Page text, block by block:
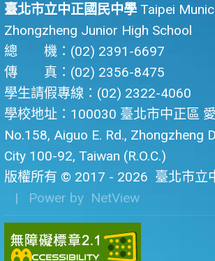
臺北市立中正國民中學 Taipei
Zhongzheng Junior High School
總 機：(02) 2391-6697
傳 真：(02) 2356-8475
學生請假專線：(02) 2322-4060
學校地址：100030 臺北市中正區
No.158, Aiguo E. Rd., Zhongzheng
City 100-92, Taiwan (R.O.C.)
版權所有 © 2017 - 2026 臺北市立
| Power by NetView